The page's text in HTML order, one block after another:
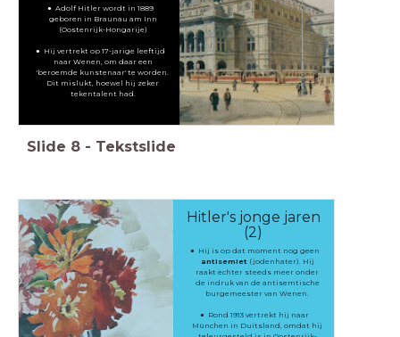
Adolf Hitler wordt in 1889
geboren in Braunau am Inn
(Oostenrijk-Hongarije)
Hij vertrekt op 17-jarige leeftijd
naar Wenen, om daar een
'beroemde kunstenaar' te worden.
Dit mislukt, hoewel hij zeker
tekentalent had.
Slide 8 - Tekstslide
Hitler's jonge jaren
(2)
Hij is op dat moment nog geen
antisemiet(jodenhater). Hij
raakt echter steeds meer onder
de indruk van de antisemtische
burgemeester van Wenen.
Rond 1913 vertrekt hij naar
München in Duitsland, omdat hij